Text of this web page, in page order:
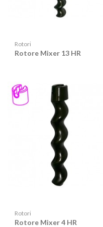
Rotori
Rotore Mixer 13 HR
Rotori
Rotore Mixer 4 HR